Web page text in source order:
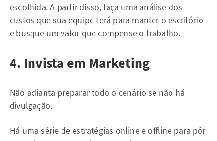
escolhida. A partir disso, faça uma análise dos
custos que sua equipe terá para manter o escritório
e busque um valor que compense o trabalho.
4. Invista em Marketing
Não adianta preparar todo o cenário se não há
divulgação.
Há uma série de estratégias online e offline para pôr